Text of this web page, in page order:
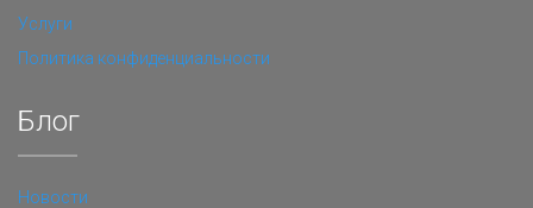
Услуги
Политика конфиденциальности
Блог
Новости